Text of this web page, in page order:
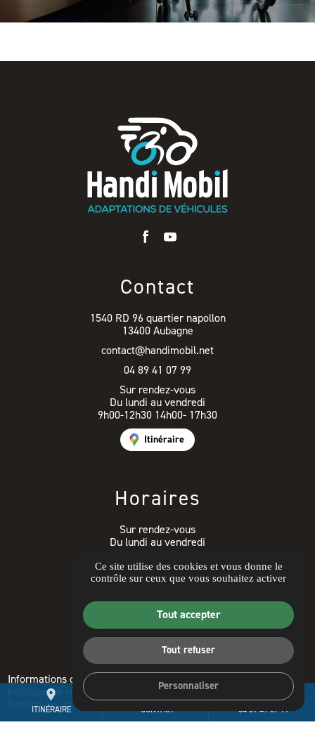
place
ITINÉRAIRE CONTACT 04 89 41 07 99
Contact
1540 RD 96 quartier napollon
13400 Aubagne
contact@handimobil.net
04 89 41 07 99
Sur rendez-vous
Du lundi au vendredi
9h00-12h30 14h00- 17h30
Itinéraire
Horaires
Sur rendez-vous
Du lundi au vendredi
Avis clients
Informations complémentaires
Mentions légales
Politique de confidentialité
Guide local
Gestion des cookies
Ce site utilise des cookies et vous donne le
contrôle sur ceux que vous souhaitez activer
Tout accepter
Tout refuser
Personnaliser